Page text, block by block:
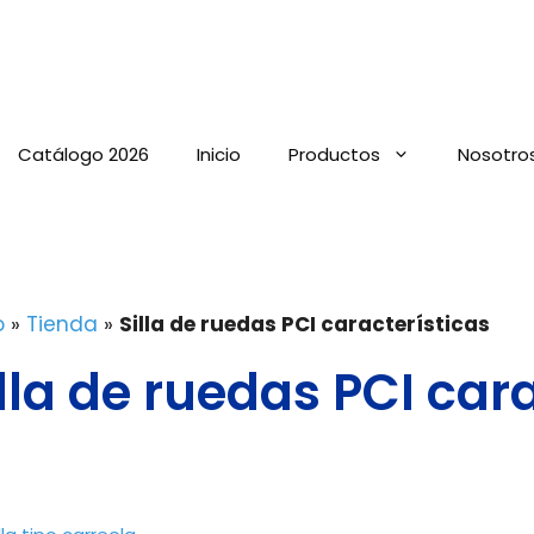
Catálogo 2026 Inicio Productos
» Tienda » Silla de ruedas PCI características
de ruedas PCI